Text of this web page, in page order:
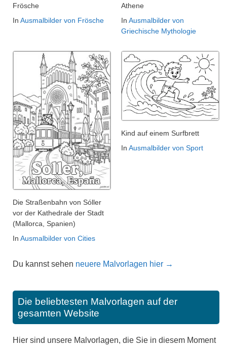
Frösche
In Ausmalbilder von Frösche
Athene
In Ausmalbilder von
Griechische Mythologie
Die Straßenbahn von Sóller
vor der Kathedrale der Stadt
(Mallorca, Spanien)
In Ausmalbilder von Cities
Kind auf einem Surfbrett
In Ausmalbilder von Sport
Du kannst sehen neuere Malvorlagen hier →
Die beliebtesten Malvorlagen auf der
gesamten Website
Hier sind unsere Malvorlagen, die Sie in diesem Moment